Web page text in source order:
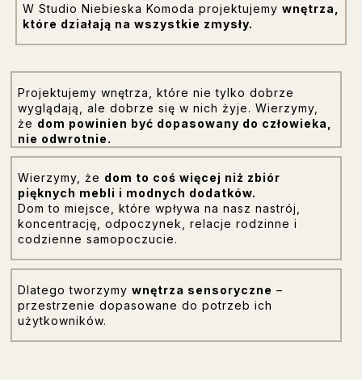
W Studio Niebieska Komoda projektujemy wnętrza,
które działają na wszystkie zmysły.
Projektujemy wnętrza, które nie tylko dobrze
wyglądają, ale dobrze się w nich żyje. Wierzymy,
że dom powinien być dopasowany do człowieka,
nie odwrotnie.
Wierzymy, że dom to coś więcej niż zbiór
pięknych mebli i modnych dodatków.
Dom to miejsce, które wpływa na nasz nastrój,
koncentrację, odpoczynek, relacje rodzinne i
codzienne samopoczucie.
Dlatego tworzymy wnętrza sensoryczne –
przestrzenie dopasowane do potrzeb ich
użytkowników.